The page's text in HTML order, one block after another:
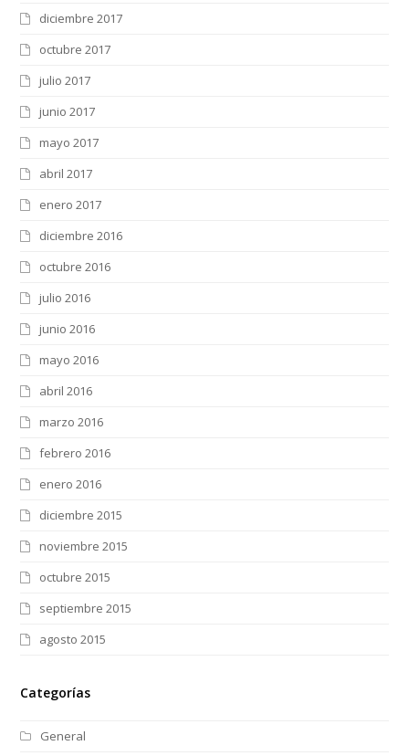
diciembre 2017
octubre 2017
julio 2017
junio 2017
mayo 2017
abril 2017
enero 2017
diciembre 2016
octubre 2016
julio 2016
junio 2016
mayo 2016
abril 2016
marzo 2016
febrero 2016
enero 2016
diciembre 2015
noviembre 2015
octubre 2015
septiembre 2015
agosto 2015
Categorías
General